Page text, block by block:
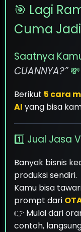
🎯 Lagi
Cuma
Saatnya
CUANNYA?”💸
Berikut 5 cara
AI yang bisa
1️⃣ Jual Jasa
Banyak bisnis
produksi sendiri.
Kamu bisa
prompt dari
👉 Mulai dari
contoh,